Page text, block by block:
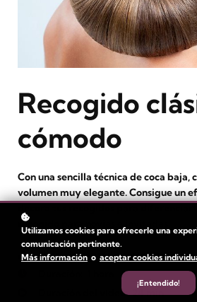
Recogido
cómodo
Con una sencilla técnica de coca baja,
volumen muy elegante. Consigue un
recogido para novias e invitadas.
Nivel: intermedio y avanzado
Duración del vídeo:24 min
Utilizamos cookies para ofrecerle una
comunicación pertinente.
Más información o aceptar cookies
¡Entendido!